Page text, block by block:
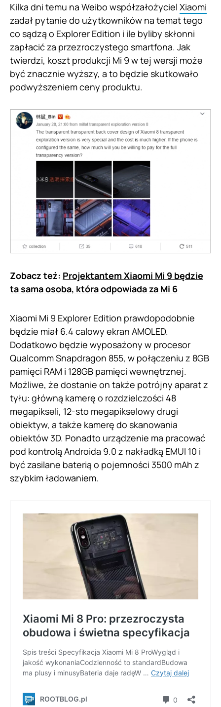
Kilka dni temu na Weibo współzałożyciel Xiaomi
zadał pytanie do użytkowników na temat tego
co sądzą o Explorer Edition i ile byliby skłonni
zapłacić za przezroczystego smartfona. Jak
twierdzi, koszt produkcji Mi 9 w tej wersji może
być znacznie wyższy, a to będzie skutkowało
podwyższeniem ceny produktu.
Zobacz też: Projektantem Xiaomi Mi 9 będzie
ta sama osoba, która odpowiada za Mi 6
Xiaomi Mi 9 Explorer Edition prawdopodobnie
będzie miał 6.4 calowy ekran AMOLED.
Dodatkowo będzie wyposażony w procesor
Qualcomm Snapdragon 855, w połączeniu z 8GB
pamięci RAM i 128GB pamięci wewnętrznej.
Możliwe, że dostanie on także potrójny aparat z
tyłu: główną kamerę o rozdzielczości 48
megapikseli, 12-sto megapikselowy drugi
obiektyw, a także kamerę do skanowania
obiektów 3D. Ponadto urządzenie ma pracować
pod kontrolą Androida 9.0 z nakładką EMUI 10 i
być zasilane baterią o pojemności 3500 mAh z
szybkim ładowaniem.